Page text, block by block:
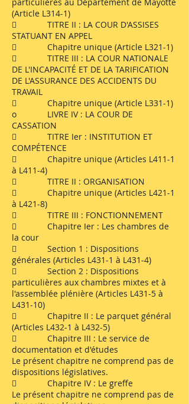
(Article L314-1)
 TITRE II : LA COUR D'ASSISES
STATUANT EN APPEL
 Chapitre unique (Article L321-1)
 TITRE III : LA COUR NATIONALE
DE L'INCAPACITÉ ET DE LA TARIFICATION
DE L'ASSURANCE DES ACCIDENTS DU
TRAVAIL
 Chapitre unique (Article L331-1)
o LIVRE IV : LA COUR DE
CASSATION
 TITRE Ier : INSTITUTION ET
COMPÉTENCE
 Chapitre unique (Articles L411-1
à L411-4)
 TITRE II : ORGANISATION
 Chapitre unique (Articles L421-1
à L421-8)
 TITRE III : FONCTIONNEMENT
 Chapitre Ier : Les chambres de
la cour
 Section 1 : Dispositions
générales (Articles L431-1 à L431-4)
 Section 2 : Dispositions
particulières aux chambres mixtes et à
l'assemblée plénière (Articles L431-5 à
L431-10)
 Chapitre II : Le parquet général
(Articles L432-1 à L432-5)
 Chapitre III : Le service de
documentation et d'études
Le présent chapitre ne comprend pas de
dispositions législatives.
 Chapitre IV : Le greffe
Le présent chapitre ne comprend pas de